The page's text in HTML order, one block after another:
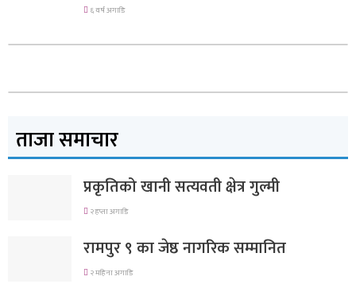
६ वर्ष अगाडि
ताजा समाचार
प्रकृतिको खानी सत्यवती क्षेत्र गुल्मी
२ हप्ता अगाडि
रामपुर ९ का जेष्ठ नागरिक सम्मानित
२ महिना अगाडि